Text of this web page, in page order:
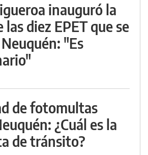
inauguró la
las diez EPET que se
"Es
de fotomultas
¿Cuál es la
de tránsito?